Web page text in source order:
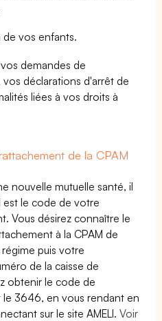
de vos enfants.
demandes de
déclarations d'arrêt de
liées à vos droits à
de la CPAM
nouvelle mutuelle santé, il
le code de votre
Vous désirez connaître le
à la CPAM de
puis votre
de la caisse de
obtenir le code de
3646, en vous rendant en
sur le site AMELI.Voir